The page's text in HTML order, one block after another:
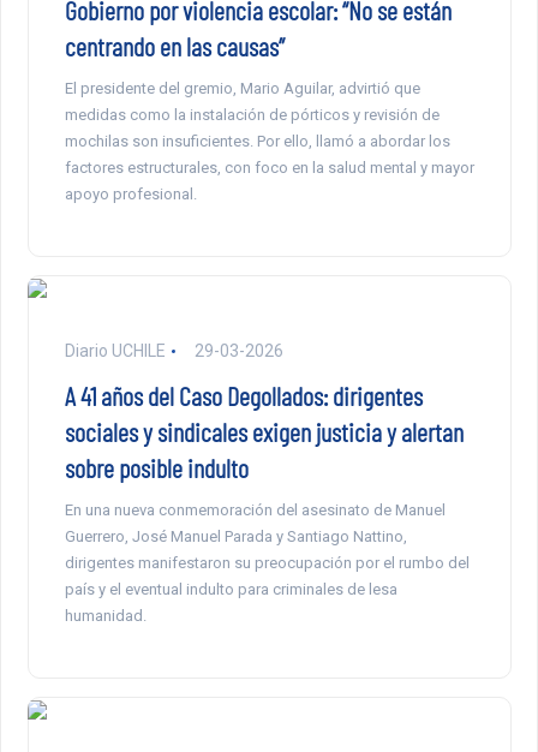
Gobierno por violencia escolar: “No se están
centrando en las causas”
El presidente del gremio, Mario Aguilar, advirtió que
medidas como la instalación de pórticos y revisión de
mochilas son insuficientes. Por ello, llamó a abordar los
factores estructurales, con foco en la salud mental y mayor
apoyo profesional.
Diario UCHILE 29-03-2026
A 41 años del Caso Degollados: dirigentes
sociales y sindicales exigen justicia y alertan
sobre posible indulto
En una nueva conmemoración del asesinato de Manuel
Guerrero, José Manuel Parada y Santiago Nattino,
dirigentes manifestaron su preocupación por el rumbo del
país y el eventual indulto para criminales de lesa
humanidad.